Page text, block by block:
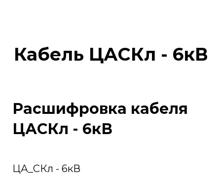
Кабель ЦАСКл - 6кВ
Расшифровка кабеля
ЦАСКл - 6кВ
ЦА_СКл - 6кВ